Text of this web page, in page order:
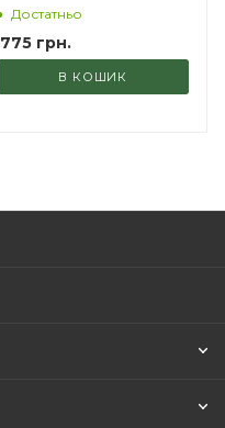
Достатньо
775грн.
В КОШИК